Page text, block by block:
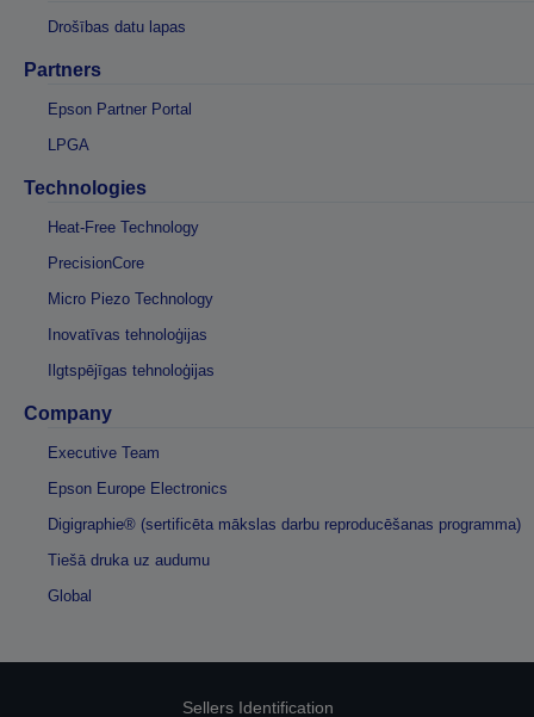
Drošības datu lapas
Partners
Epson Partner Portal
LPGA
Technologies
Heat-Free Technology
PrecisionCore
Micro Piezo Technology
Inovatīvas tehnoloģijas
Ilgtspējīgas tehnoloģijas
Company
Executive Team
Epson Europe Electronics
Digigraphie® (sertificēta mākslas darbu reproducēšanas programma)
Tiešā druka uz audumu
Global
Sellers Identification